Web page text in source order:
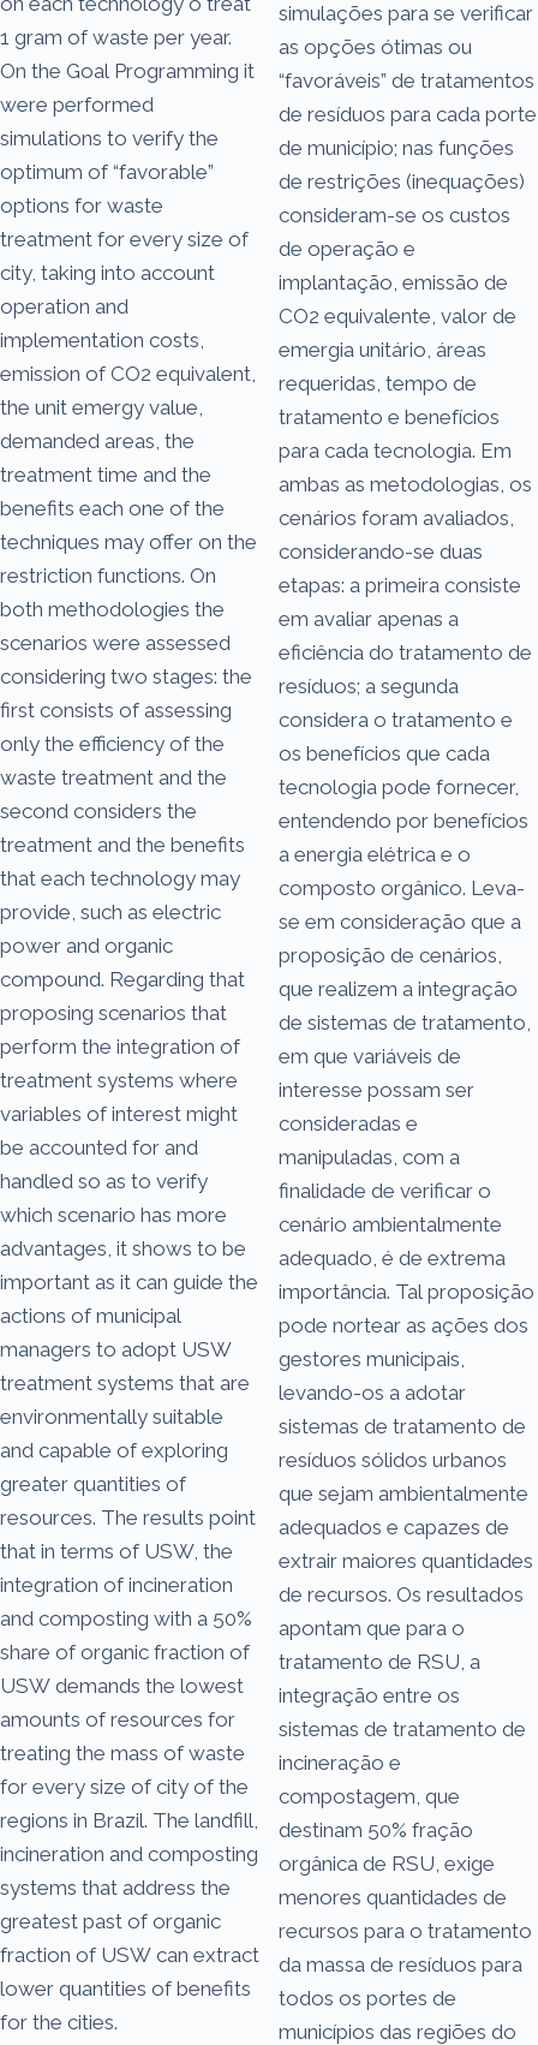
1 gram of waste per year.
On the Goal Programming it
were performed
simulations to verify the
optimum of “favorable”
options for waste
treatment for every size of
city, taking into account
operation and
implementation costs,
emission of CO2 equivalent,
the unit emergy value,
demanded areas, the
treatment time and the
benefits each one of the
techniques may offer on the
restriction functions. On
both methodologies the
scenarios were assessed
considering two stages: the
first consists of assessing
only the efficiency of the
waste treatment and the
second considers the
treatment and the benefits
that each technology may
provide, such as electric
power and organic
compound. Regarding that
proposing scenarios that
perform the integration of
treatment systems where
variables of interest might
be accounted for and
handled so as to verify
which scenario has more
advantages, it shows to be
important as it can guide the
actions of municipal
managers to adopt USW
treatment systems that are
environmentally suitable
and capable of exploring
greater quantities of
resources. The results point
that in terms of USW, the
integration of incineration
and composting with a 50%
share of organic fraction of
USW demands the lowest
amounts of resources for
treating the mass of waste
for every size of city of the
regions in Brazil. The landfill,
incineration and composting
systems that address the
greatest past of organic
fraction of USW can extract
lower quantities of benefits
for the cities.
simulações para se verificar
as opções ótimas ou
“favoráveis” de tratamentos
de resíduos para cada porte
de município; nas funções
de restrições (inequações)
consideram-se os custos
de operação e
implantação, emissão de
CO2 equivalente, valor de
emergia unitário, áreas
requeridas, tempo de
tratamento e benefícios
para cada tecnologia. Em
ambas as metodologias, os
cenários foram avaliados,
considerando-se duas
etapas: a primeira consiste
em avaliar apenas a
eficiência do tratamento de
resíduos; a segunda
considera o tratamento e
os benefícios que cada
tecnologia pode fornecer,
entendendo por benefícios
a energia elétrica e o
composto orgânico. Leva-
se em consideração que a
proposição de cenários,
que realizem a integração
de sistemas de tratamento,
em que variáveis de
interesse possam ser
consideradas e
manipuladas, com a
finalidade de verificar o
cenário ambientalmente
adequado, é de extrema
importância. Tal proposição
pode nortear as ações dos
gestores municipais,
levando-os a adotar
sistemas de tratamento de
resíduos sólidos urbanos
que sejam ambientalmente
adequados e capazes de
extrair maiores quantidades
de recursos. Os resultados
apontam que para o
tratamento de RSU, a
integração entre os
sistemas de tratamento de
incineração e
compostagem, que
destinam 50% fração
orgânica de RSU, exige
menores quantidades de
recursos para o tratamento
da massa de resíduos para
todos os portes de
municípios das regiões do